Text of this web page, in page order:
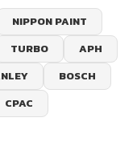
NIPPON PAINT
TURBO
APH
BOSCH
CPAC